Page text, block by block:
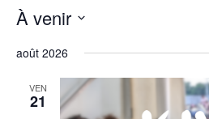
À venir
une
août 2026
VEN
21